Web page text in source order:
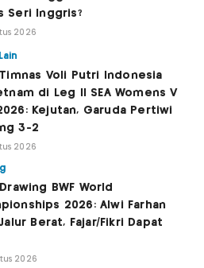
Seri Inggris?
2026
Timnas Voli Putri Indonesia
di Leg II SEA Womens V
Kejutan, Garuda Pertiwi
3-2
2026
BWF World
2026: Alwi Farhan
Berat, Fajar/Fikri Dapat
2026